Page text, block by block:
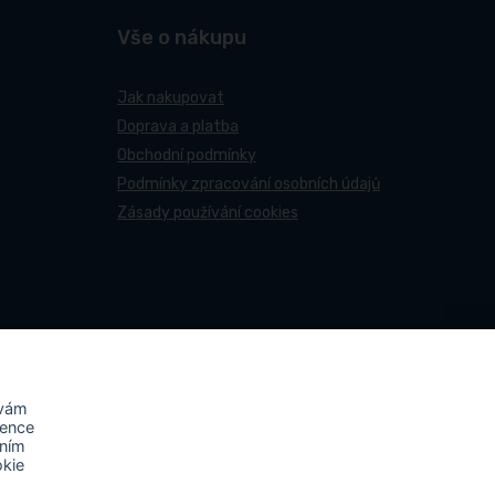
Vše o nákupu
Jak nakupovat
Doprava a platba
Obchodní podmínky
Podmínky zpracování osobních údajů
Zásady používání cookies